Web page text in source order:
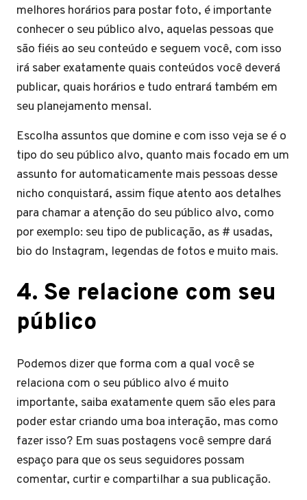
melhores horários para postar foto, é importante
conhecer o seu público alvo, aquelas pessoas que
são fiéis ao seu conteúdo e seguem você, com isso
irá saber exatamente quais conteúdos você deverá
publicar, quais horários e tudo entrará também em
seu planejamento mensal.
Escolha assuntos que domine e com isso veja se é o
tipo do seu público alvo, quanto mais focado em um
assunto for automaticamente mais pessoas desse
nicho conquistará, assim fique atento aos detalhes
para chamar a atenção do seu público alvo, como
por exemplo: seu tipo de publicação, as # usadas,
bio do Instagram, legendas de fotos e muito mais.
4. Se relacione com seu
público
Podemos dizer que forma com a qual você se
relaciona com o seu público alvo é muito
importante, saiba exatamente quem são eles para
poder estar criando uma boa interação, mas como
fazer isso? Em suas postagens você sempre dará
espaço para que os seus seguidores possam
comentar, curtir e compartilhar a sua publicação.